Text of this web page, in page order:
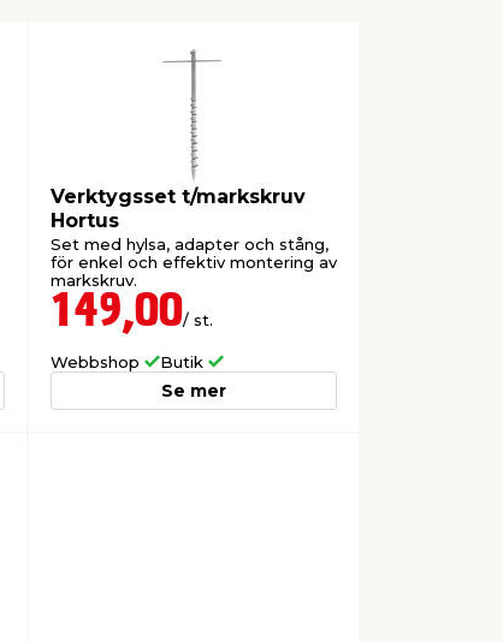
Verktygsset t/markskruv
Hortus
Set med hylsa, adapter och stång,
för enkel och effektiv montering av
markskruv.
149,00/ st.
Webbshop Butik
Se mer